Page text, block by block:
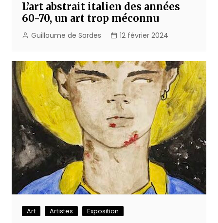
L’art abstrait italien des années
60-70, un art trop méconnu
Guillaume de Sardes 12 février 2024
Art Artistes Exposition